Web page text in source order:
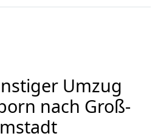
Umzug
nach Groß-